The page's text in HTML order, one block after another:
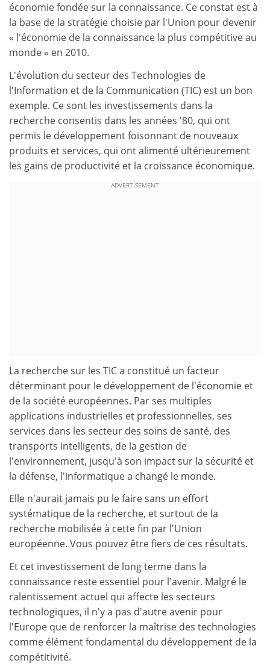
économie fondée sur la connaissance. Ce constat est à
la base de la stratégie choisie par l'Union pour devenir
« l'économie de la connaissance la plus compétitive au
monde » en 2010.
L'évolution du secteur des Technologies de
l'Information et de la Communication (TIC) est un bon
exemple. Ce sont les investissements dans la
recherche consentis dans les années '80, qui ont
permis le développement foisonnant de nouveaux
produits et services, qui ont alimenté ultérieurement
les gains de productivité et la croissance économique.
ADVERTISEMENT
La recherche sur les TIC a constitué un facteur
déterminant pour le développement de l'économie et
de la société européennes. Par ses multiples
applications industrielles et professionnelles, ses
services dans les secteur des soins de santé, des
transports intelligents, de la gestion de
l'environnement, jusqu'à son impact sur la sécurité et
la défense, l'informatique a changé le monde.
Elle n'aurait jamais pu le faire sans un effort
systématique de la recherche, et surtout de la
recherche mobilisée à cette fin par l'Union
européenne. Vous pouvez être fiers de ces résultats.
Et cet investissement de long terme dans la
connaissance reste essentiel pour l'avenir. Malgré le
ralentissement actuel qui affecte les secteurs
technologiques, il n'y a pas d'autre avenir pour
l'Europe que de renforcer la maîtrise des technologies
comme élément fondamental du développement de la
compétitivité.